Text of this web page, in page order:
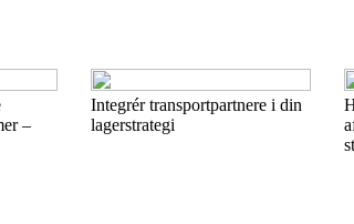
–
Integrér transportpartnere i din
lagerstrategi